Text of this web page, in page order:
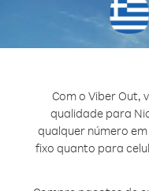
Com o Viber Out,
qualidade para
qualquer número
fixo quanto para